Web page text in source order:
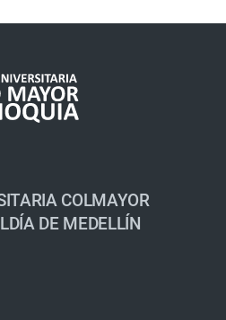
COLMAYOR
DE MEDELLÍN